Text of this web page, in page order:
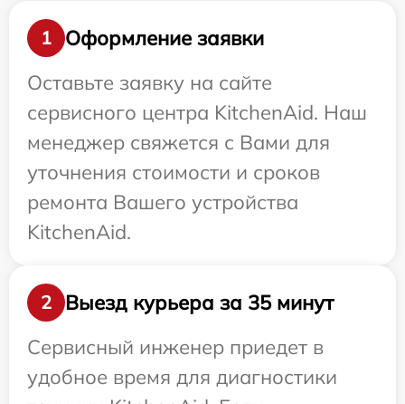
1
Оформление заявки
Оставьте заявку на сайте
сервисного центра KitchenAid. Наш
менеджер свяжется с Вами для
уточнения стоимости и сроков
ремонта Вашего устройства
KitchenAid.
2
Выезд курьера за 35 минут
Сервисный инженер приедет в
удобное время для диагностики